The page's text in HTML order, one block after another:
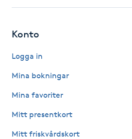
Lashlift Keratin
LED-ljusterapi
Liktornar
LPG-behandling
Konto
Logga in
Mina bokningar
Mina favoriter
Mitt presentkort
Mitt friskvårdskort